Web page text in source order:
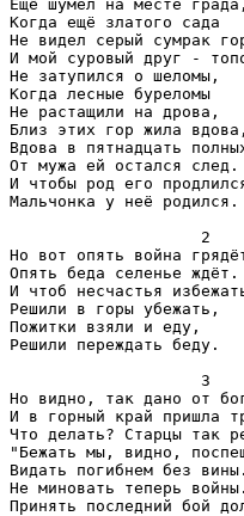
Ещё шумел на месте града,
Когда ещё златого сада
Не видел серый сумрак
И мой суровый друг -
Не затупился о шеломы,
Когда лесные буреломы
Не растащили на дрова,
Близ этих гор жила вдова,
Вдова в пятнадцать
От мужа ей остался след.
И чтобы род его
Мальчонка у неё родился.
                    2
Но вот опять война
Опять беда селенье ждёт.
И чтоб несчастья
Решили в горы убежать,
Пожитки взяли и еду,
Решили переждать беду.
                    3
Но видно, так дано от
И в горный край пришла
Что делать? Старцы так
"Бежать мы, видно,
Видать погибнем без вины.
Не миновать теперь войны.
Принять последний бой